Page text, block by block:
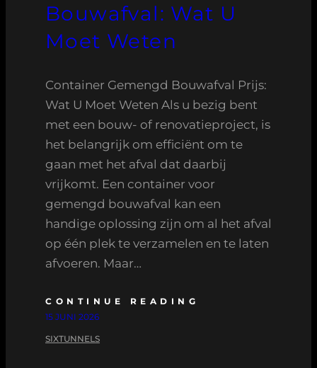
Bouwafval: Wat U
Moet Weten
Container Gemengd Bouwafval Prijs:
Wat U Moet Weten Als u bezig bent
met een bouw- of renovatieproject, is
het belangrijk om efficiënt om te
gaan met het afval dat daarbij
vrijkomt. Een container voor
gemengd bouwafval kan een
handige oplossing zijn om al het afval
op één plek te verzamelen en te laten
afvoeren. Maar…
CONTINUE READING
15 JUNI 2026
SIXTUNNELS